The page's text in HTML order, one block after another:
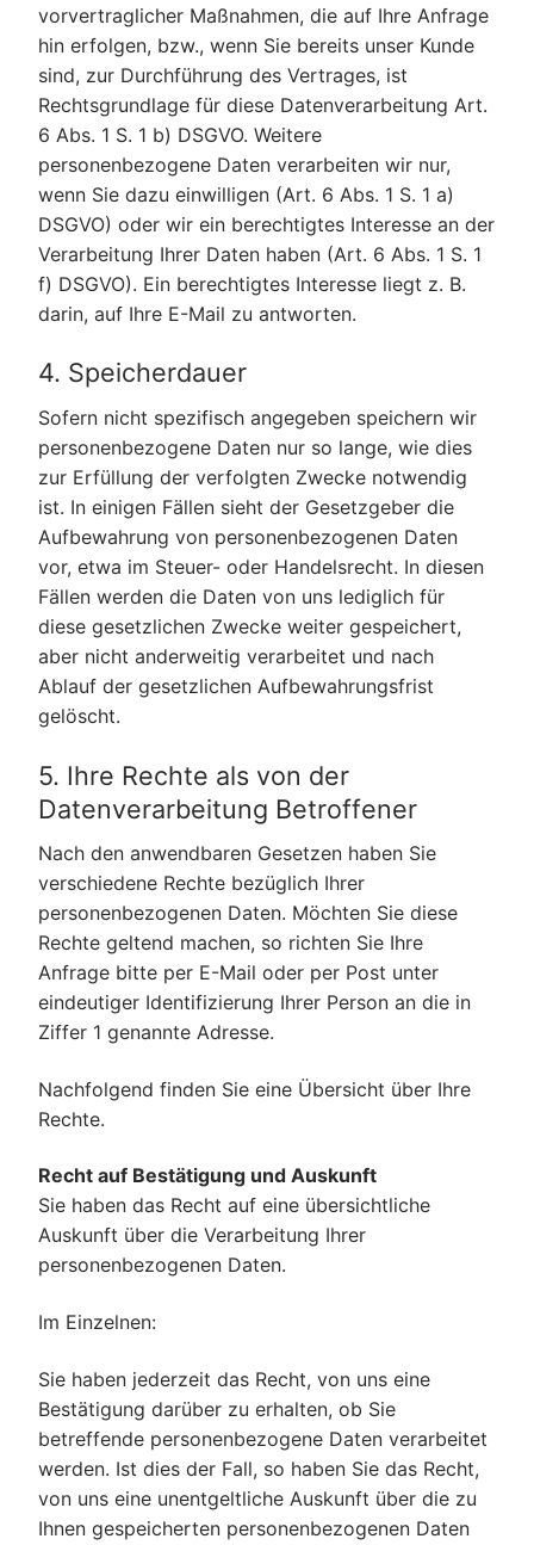
vorvertraglicher Maßnahmen, die auf Ihre Anfrage
hin erfolgen, bzw., wenn Sie bereits unser Kunde
sind, zur Durchführung des Vertrages, ist
Rechtsgrundlage für diese Datenverarbeitung Art.
6 Abs. 1 S. 1 b) DSGVO. Weitere
personenbezogene Daten verarbeiten wir nur,
wenn Sie dazu einwilligen (Art. 6 Abs. 1 S. 1 a)
DSGVO) oder wir ein berechtigtes Interesse an der
Verarbeitung Ihrer Daten haben (Art. 6 Abs. 1 S. 1
f) DSGVO). Ein berechtigtes Interesse liegt z. B.
darin, auf Ihre E-Mail zu antworten.
4. Speicherdauer
Sofern nicht spezifisch angegeben speichern wir
personenbezogene Daten nur so lange, wie dies
zur Erfüllung der verfolgten Zwecke notwendig
ist. In einigen Fällen sieht der Gesetzgeber die
Aufbewahrung von personenbezogenen Daten
vor, etwa im Steuer- oder Handelsrecht. In diesen
Fällen werden die Daten von uns lediglich für
diese gesetzlichen Zwecke weiter gespeichert,
aber nicht anderweitig verarbeitet und nach
Ablauf der gesetzlichen Aufbewahrungsfrist
gelöscht.
5. Ihre Rechte als von der
Datenverarbeitung Betroffener
Nach den anwendbaren Gesetzen haben Sie
verschiedene Rechte bezüglich Ihrer
personenbezogenen Daten. Möchten Sie diese
Rechte geltend machen, so richten Sie Ihre
Anfrage bitte per E-Mail oder per Post unter
eindeutiger Identifizierung Ihrer Person an die in
Ziffer 1 genannte Adresse.
Nachfolgend finden Sie eine Übersicht über Ihre
Rechte.
Recht auf Bestätigung und Auskunft
Sie haben das Recht auf eine übersichtliche
Auskunft über die Verarbeitung Ihrer
personenbezogenen Daten.
Im Einzelnen:
Sie haben jederzeit das Recht, von uns eine
Bestätigung darüber zu erhalten, ob Sie
betreffende personenbezogene Daten verarbeitet
werden. Ist dies der Fall, so haben Sie das Recht,
von uns eine unentgeltliche Auskunft über die zu
Ihnen gespeicherten personenbezogenen Daten